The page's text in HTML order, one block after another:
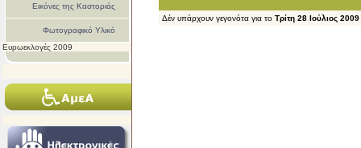
Εικόνες της Καστοριάς
Φωτογραφικό Υλικό
Ευρωεκλογές 2009
Δέν υπάρχουν γεγονότα για το Τρίτη 28 Ιούλιος 2009